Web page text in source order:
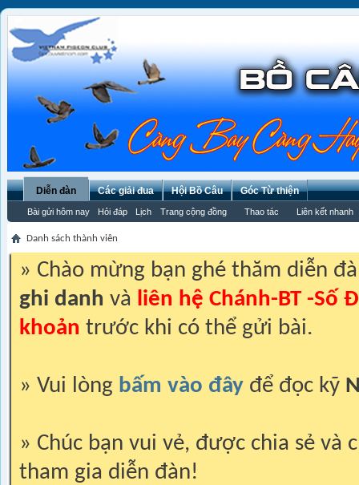
Diễn đàn
Bài gửi hôm nay Hỏi đáp Lịch Trang cộng đồng Thao tác Liên kết nhanh
Các giải đua Hội Bồ Câu Góc Từ thiện
Danh sách thành viên
» Chào mừng bạn ghé thăm diễn
ghi danh và liên hệ Chánh-BT -Số
khoản trước khi có thể gửi bài.
» Vui lòng bấm vào đây để đọc kỹ
» Chúc bạn vui vẻ, được chia sẻ và
tham gia diễn đàn!